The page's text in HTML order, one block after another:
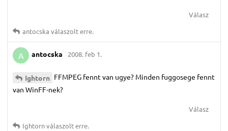
Válasz
antocska válaszolt erre.
A antocska 2008. feb 1.
Ightorn FFMPEG fennt van ugye? Minden fuggosege fennt
van WinFF-nek?
Válasz
Ightornválaszolt erre.